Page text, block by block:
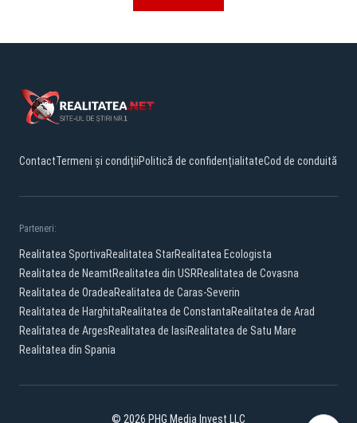
ContactTermeni și condițiiPolitică de confidențialitateCod de conduită
Parteneri:
Realitatea SportivaRealitatea StarRealitatea Ecologista
Realitatea de NeamtRealitatea din USRRealitatea de Covasna
Realitatea de OradeaRealitatea de Caras-Severin
Realitatea de HarghitaRealitatea de ConstantaRealitatea de Arad
Realitatea de ArgesRealitatea de IasiRealitatea de Satu Mare
Realitatea din Spania
© 2026 PHG Media Invest LLC